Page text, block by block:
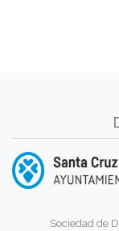
Sociedad de